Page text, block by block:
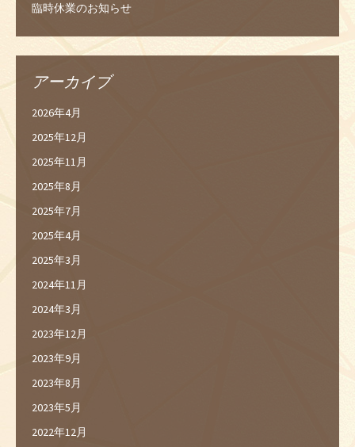
臨時休業のお知らせ
アーカイブ
2026年4月
2025年12月
2025年11月
2025年8月
2025年7月
2025年4月
2025年3月
2024年11月
2024年3月
2023年12月
2023年9月
2023年8月
2023年5月
2022年12月